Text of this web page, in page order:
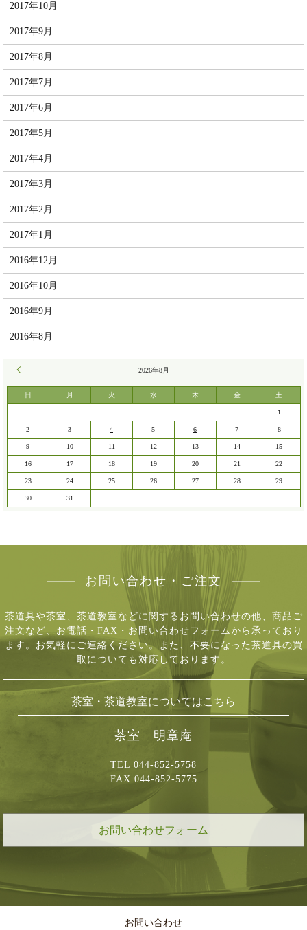
2017年10月
2017年9月
2017年8月
2017年7月
2017年6月
2017年5月
2017年4月
2017年3月
2017年2月
2017年1月
2016年12月
2016年10月
2016年9月
2016年8月
2026年8月
日 月 火 水 木 金 土
1
2 3 4 5 6 7 8
9 10 11 12 13 14 15
16 17 18 19 20 21 22
23 24 25 26 27 28 29
30 31
お問い合わせ・ご注文
茶道具や茶室、茶道教室などに関するお問い合わせの他、商品ご
注文など、 お電話・FAX・お問い合わせフォームから承っており
ます。お気軽にご連絡ください。 また、不要になった茶道具の買
取についても対応しております。
茶室・茶道教室についてはこちら
茶室 明章庵
TEL 044-852-5758
FAX 044-852-5775
お問い合わせフォーム
お問い合わせ